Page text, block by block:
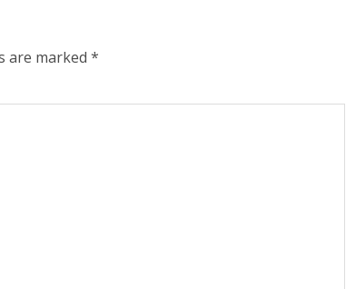
are marked *